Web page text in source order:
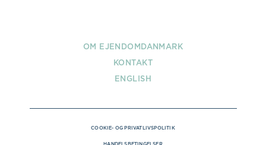
OM EJENDOMDANMARK
KONTAKT
ENGLISH
COOKIE- OG PRIVATLIVSPOLITIK